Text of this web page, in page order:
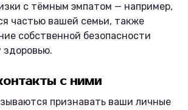
с тёмным эмпатом — например,
частью вашей семьи, также
собственной безопасности
здоровью.
с ними
признавать ваши личные